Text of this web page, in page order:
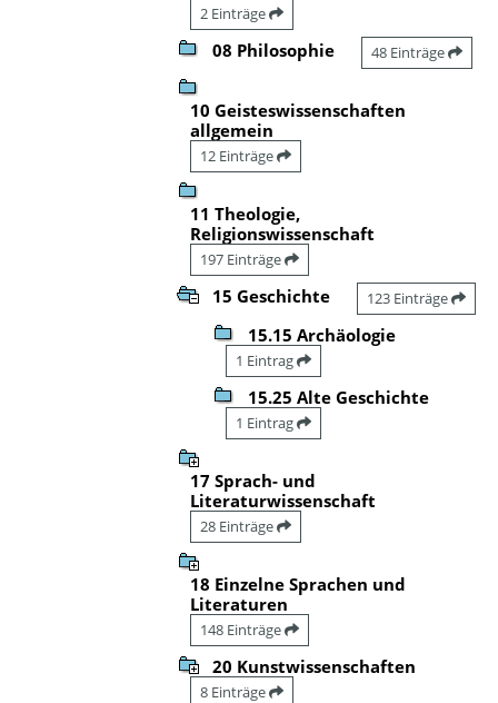
2 Einträge
08 Philosophie 48 Einträge
10 Geisteswissenschaften
allgemein
12 Einträge
11 Theologie,
Religionswissenschaft
197 Einträge
15 Geschichte 123 Einträge
15.15 Archäologie
1 Eintrag
15.25 Alte Geschichte
1 Eintrag
17 Sprach- und
Literaturwissenschaft
28 Einträge
18 Einzelne Sprachen und
Literaturen
148 Einträge
20 Kunstwissenschaften
8 Einträge